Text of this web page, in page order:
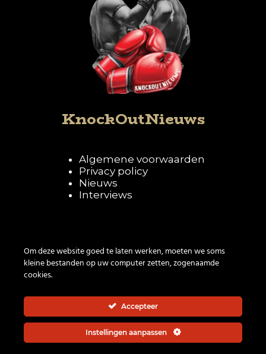
KnockOutNieuws
Algemene voorwaarden
Privacy policy
Nieuws
Interviews
© 2026 | All rights reserved
Om deze website goed te laten werken, moeten we soms
kleine bestanden op uw computer zetten, zogenaamde
cookies.
Accepteer
Instellingen aanpassen